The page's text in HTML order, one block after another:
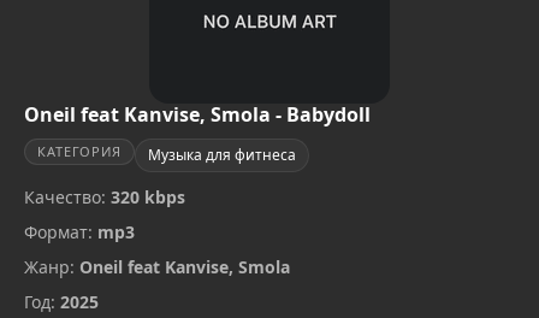
Oneil feat Kanvise, Smola - Babydoll
КАТЕГОРИЯ Музыка для фитнеса
Качество: 320 kbps
Формат: mp3
Жанр: Oneil feat Kanvise, Smola
Год: 2025